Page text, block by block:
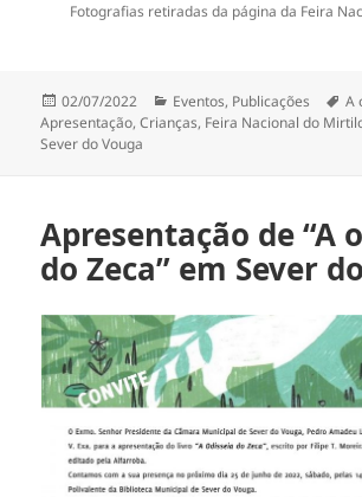
Fotografias retiradas da página da Feira
Publicado
a
02/07/2022 Categorias
Eventos, Publicações A
Apresentação,Crianças, Feira Nacional do
Sever do Vouga
Apresentação de “A
do Zeca” em Sever